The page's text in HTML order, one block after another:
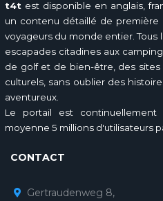
t4t est disponible en anglais,
un contenu détaillé de première
voyageurs du monde entier.
escapades citadines aux
de golf et de bien-être, des
culturels, sans oublier des
aventureux.
Le portail est
moyenne 5 millions d'utilisateurs
CONTACT
Gertraudenweg 8,